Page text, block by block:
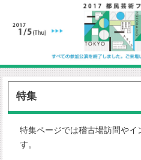
特集
特集ページでは稽古場訪問やイ
す。